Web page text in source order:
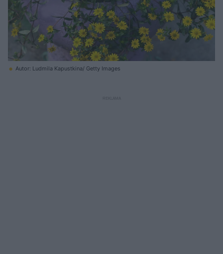
Autor: Ludmila Kapustkina/ Getty Images